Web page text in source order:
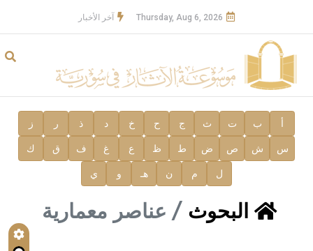
Thursday, Aug 6, 2026 آخر الأخبار
أ ب ت ث ج ح خ د ذ ر ز
س ش ص ض ط ظ ع غ ف ق ك
ل م ن هـ و ي
البحوث عناصر معمارية